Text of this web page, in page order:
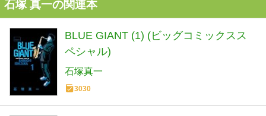
石塚 真一の関連本
BLUE GIANT (1) (ビッグコミックスス
ペシャル)
石塚真一
3030